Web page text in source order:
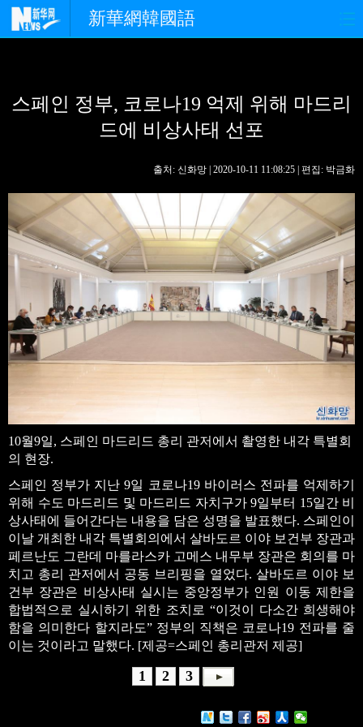
新華網韓國語
경제 사회 포토
핫 TV
생생 중국어
스페인 정부, 코로나19 억제 위해 마드리
드에 비상사태 선포
출처: 신화망 | 2020-10-11 11:08:25 | 편집: 박금화
10월9일, 스페인 마드리드 총리 관저에서 촬영한 내각 특별회
의 현장.
스페인 정부가 지난 9일 코로나19 바이러스 전파를 억제하기
위해 수도 마드리드 및 마드리드 자치구가 9일부터 15일간 비
상사태에 들어간다는 내용을 담은 성명을 발표했다. 스페인이
이날 개최한 내각 특별회의에서 살바도르 이야 보건부 장관과
페르난도 그란데 마를라스카 고메스 내무부 장관은 회의를 마
치고 총리 관저에서 공동 브리핑을 열었다. 살바도르 이야 보
건부 장관은 비상사태 실시는 중앙정부가 인원 이동 제한을
합법적으로 실시하기 위한 조치로 “이것이 다소간 희생해야
함을 의미한다 할지라도” 정부의 직책은 코로나19 전파를 줄
이는 것이라고 말했다. [제공=스페인 총리관저 제공]
1 2 3